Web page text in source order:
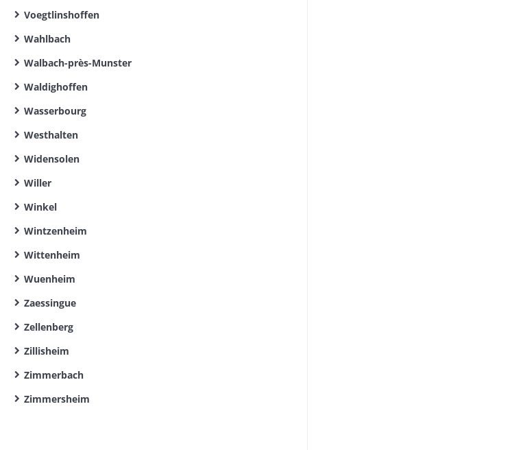
Voegtlinshoffen
Wahlbach
Walbach-près-Munster
Waldighoffen
Wasserbourg
Westhalten
Widensolen
Willer
Winkel
Wintzenheim
Wittenheim
Wuenheim
Zaessingue
Zellenberg
Zillisheim
Zimmerbach
Zimmersheim